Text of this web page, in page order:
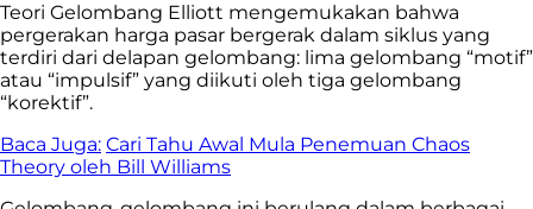
Teori Gelombang Elliott mengemukakan bahwa
pergerakan harga pasar bergerak dalam siklus yang
terdiri dari delapan gelombang: lima gelombang “motif”
atau “impulsif” yang diikuti oleh tiga gelombang
“korektif”.
Baca Juga: Cari Tahu Awal Mula Penemuan Chaos
Theory oleh Bill Williams